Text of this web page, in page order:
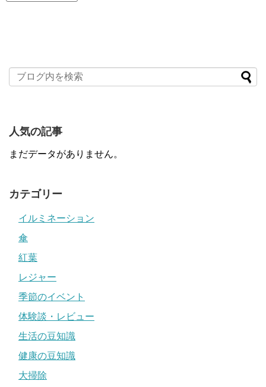
人気の記事
まだデータがありません。
カテゴリー
イルミネーション
傘
紅葉
レジャー
季節のイベント
体験談・レビュー
生活の豆知識
健康の豆知識
大掃除